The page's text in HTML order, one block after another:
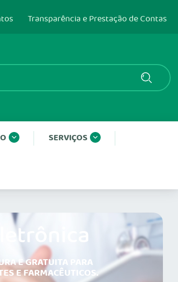
Transparência e Prestação de Contas
SERVIÇOS
E GRATUITA PARA
E FARMACÊUTICOS.